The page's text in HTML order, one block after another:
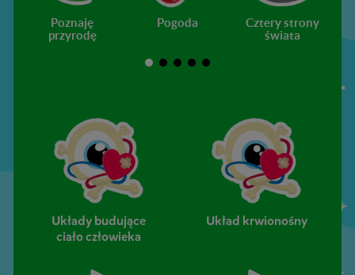
Poznaję
przyrodę
Pogoda
Cztery strony
świata
Układy budujące
ciało człowieka
Układ krwionośny